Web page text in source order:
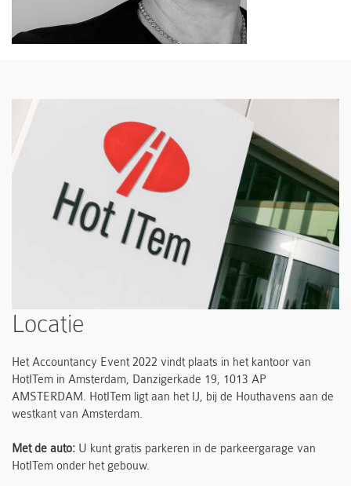
Locatie
Het Accountancy Event 2022 vindt plaats in het kantoor van
HotITem in Amsterdam, Danzigerkade 19, 1013 AP
AMSTERDAM. HotITem ligt aan het IJ, bij de Houthavens aan de
westkant van Amsterdam.
Met de auto: U kunt gratis parkeren in de parkeergarage van
HotITem onder het gebouw.